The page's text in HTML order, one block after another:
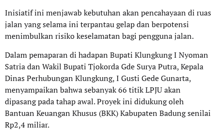
Inisiatif ini menjawab kebutuhan akan pencahayaan di ruas
jalan yang selama ini terpantau gelap dan berpotensi
menimbulkan risiko keselamatan bagi pengguna jalan.
Dalam pemaparan di hadapan Bupati Klungkung I Nyoman
Satria dan Wakil Bupati Tjokorda Gde Surya Putra, Kepala
Dinas Perhubungan Klungkung, I Gusti Gede Gunarta,
menyampaikan bahwa sebanyak 66 titik LPJU akan
dipasang pada tahap awal. Proyek ini didukung oleh
Bantuan Keuangan Khusus (BKK) Kabupaten Badung senilai
Rp2,4 miliar.